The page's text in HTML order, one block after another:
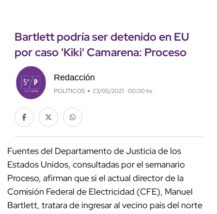
Bartlett podría ser detenido en EU
por caso 'Kiki' Camarena: Proceso
Redacción
POLÍTICOS 23/05/2021 · 00:00 hs
Fuentes del Departamento de Justicia de los
Estados Unidos, consultadas por el semanario
Proceso, afirman que si el actual director de la
Comisión Federal de Electricidad (CFE), Manuel
Bartlett, tratara de ingresar al vecino país del norte